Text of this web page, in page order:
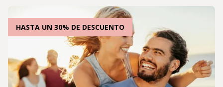
HASTA UN 30% DE DESCUENTO